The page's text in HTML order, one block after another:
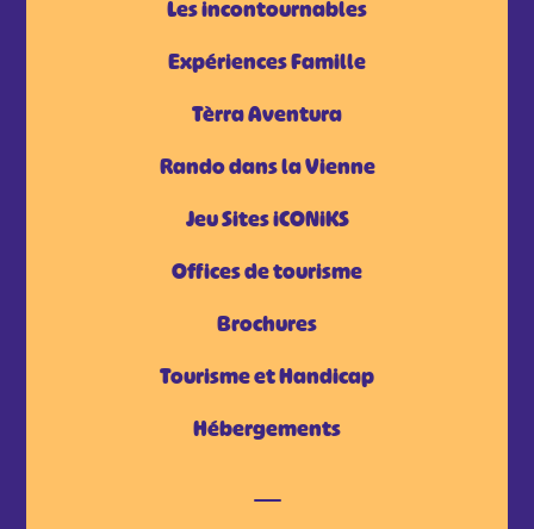
Les incontournables
Expériences Famille
Tèrra Aventura
Rando dans la Vienne
Jeu Sites iCONiKS
Offices de tourisme
Brochures
Tourisme et Handicap
Hébergements